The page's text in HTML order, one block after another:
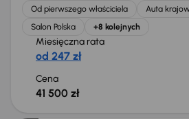
Od pierwszego właściciela Auta
Salon Polska
+8 kolejnych
Miesięczna rata
od 247 zł
Cena
41 500 zł
Taniej o 1 500 zł